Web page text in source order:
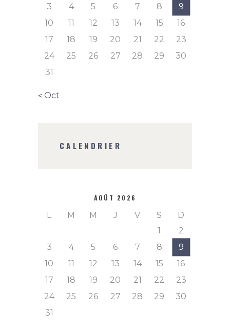
3
4 5 6 7 8
9
10
11 12 13 14 15
16
17
18 19 20 21 22
23
24
25 26 27 28 29
30
31
« Oct
CALENDRIER
AOÛT 2026
L M M J V S
D
1
2
3
4 5 6 7 8
9
10
11 12 13 14 15
16
17
18 19 20 21 22
23
24
25 26 27 28 29
30
31